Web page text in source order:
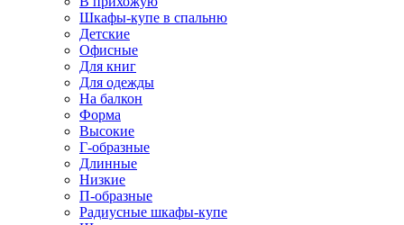
Шкафы-купе в спальню
Детские
Офисные
Для книг
Для одежды
На балкон
Форма
Высокие
Г-образные
Длинные
Низкие
П-образные
Радиусные шкафы-купе